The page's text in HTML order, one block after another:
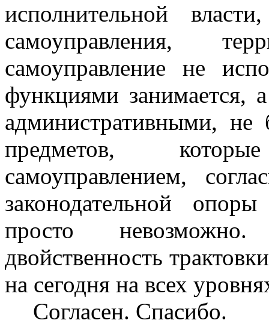
исполнительной
самоуправления,
самоуправление не
функциями занимается,
административными,
предметов,
самоуправлением,
законодательной
просто
двойственность
на сегодня на всех
Согласен. Спасибо.